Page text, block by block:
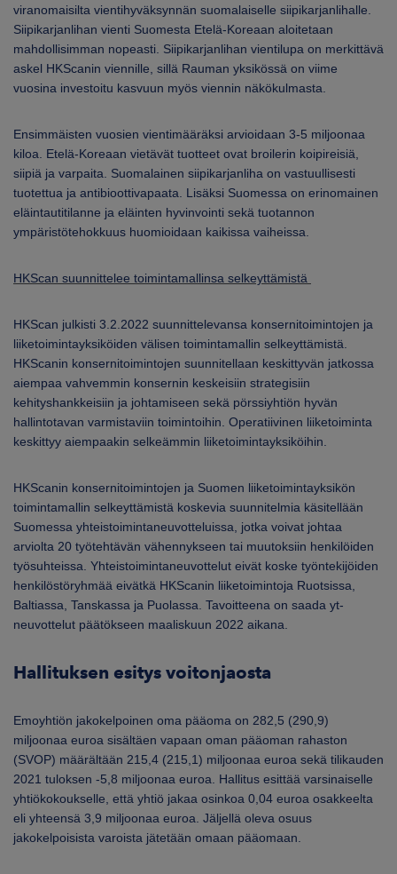
viranomaisilta vientihyväksynnän suomalaiselle siipikarjanlihalle.
Siipikarjanlihan vienti Suomesta Etelä-Koreaan aloitetaan
mahdollisimman nopeasti. Siipikarjanlihan vientilupa on merkittävä
askel HKScanin viennille, sillä Rauman yksikössä on viime
vuosina investoitu kasvuun myös viennin näkökulmasta.
Ensimmäisten vuosien vientimääräksi arvioidaan 3-5 miljoonaa
kiloa. Etelä-Koreaan vietävät tuotteet ovat broilerin koipireisiä,
siipiä ja varpaita. Suomalainen siipikarjanliha on vastuullisesti
tuotettua ja antibioottivapaata. Lisäksi Suomessa on erinomainen
eläintautitilanne ja eläinten hyvinvointi sekä tuotannon
ympäristötehokkuus huomioidaan kaikissa vaiheissa.
HKScan suunnittelee toimintamallinsa selkeyttämistä
HKScan julkisti 3.2.2022 suunnittelevansa konsernitoimintojen ja
liiketoimintayksiköiden välisen toimintamallin selkeyttämistä.
HKScanin konsernitoimintojen suunnitellaan keskittyvän jatkossa
aiempaa vahvemmin konsernin keskeisiin strategisiin
kehityshankkeisiin ja johtamiseen sekä pörssiyhtiön hyvän
hallintotavan varmistaviin toimintoihin. Operatiivinen liiketoiminta
keskittyy aiempaakin selkeämmin liiketoimintayksiköihin.
HKScanin konsernitoimintojen ja Suomen liiketoimintayksikön
toimintamallin selkeyttämistä koskevia suunnitelmia käsitellään
Suomessa yhteistoimintaneuvotteluissa, jotka voivat johtaa
arviolta 20 työtehtävän vähennykseen tai muutoksiin henkilöiden
työsuhteissa. Yhteistoimintaneuvottelut eivät koske työntekijöiden
henkilöstöryhmää eivätkä HKScanin liiketoimintoja Ruotsissa,
Baltiassa, Tanskassa ja Puolassa. Tavoitteena on saada yt-
neuvottelut päätökseen maaliskuun 2022 aikana.
Hallituksen esitys voitonjaosta
Emoyhtiön jakokelpoinen oma pääoma on 282,5 (290,9)
miljoonaa euroa sisältäen vapaan oman pääoman rahaston
(SVOP) määrältään 215,4 (215,1) miljoonaa euroa sekä tilikauden
2021 tuloksen -5,8 miljoonaa euroa. Hallitus esittää varsinaiselle
yhtiökokoukselle, että yhtiö jakaa osinkoa 0,04 euroa osakkeelta
eli yhteensä 3,9 miljoonaa euroa. Jäljellä oleva osuus
jakokelpoisista varoista jätetään omaan pääomaan.